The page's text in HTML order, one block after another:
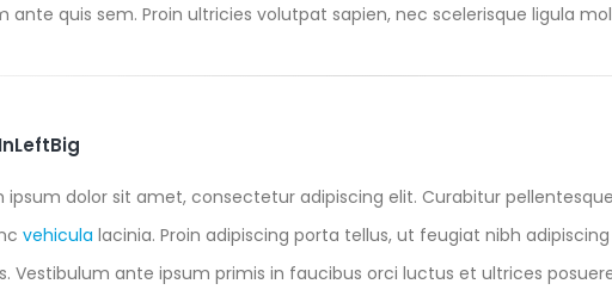
ante quis sem. Proin ultricies volutpat sapien, nec scelerisque ligula
ipsum dolor sit amet, consectetur adipiscing elit. Curabitur
vehicula lacinia. Proin adipiscing porta tellus, ut feugiat nibh
Vestibulum ante ipsum primis in faucibus orci luctus et ultrices